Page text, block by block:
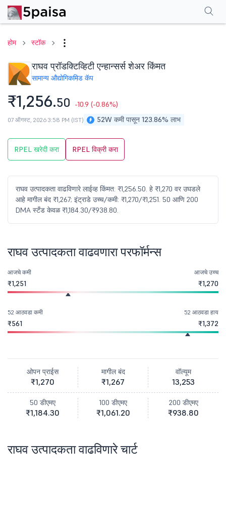
होम स्टॉक
राघव प्रॉडक्टिव्हिटी एन्हान्सर्स शेअर किंमत
सामान्य औद्योगिकमिड कॅप
₹1,256.50 -10.9 (-0.86%)
52W कमी पासून 123.86% लाभ
07 ऑगस्ट, 2026 3:58 PM (IST)
RPEL खरेदी करा RPEL विक्री करा
राघव उत्पादकता वाढविणारे लाईव्ह किंमत: ₹1,256.50. हे ₹1,270 वर उघडले
आहे मागील बंद ₹1,267; इंट्राडे उच्च/कमी: ₹1,270/₹1,251. 50 आणि 200
DMA स्टँड केवळ ₹1,184.30/₹938.80.
परफॉर्मन्सफायनान्शियल्स एफएक्यू
राघव उत्पादकता वाढवणारा परफॉर्मन्स
आजचे कमी
₹1,251
आजचे उच्च
₹1,270
52 आठवडा कमी
₹561
52 आठवडा हाय
₹1,372
ओपन प्राईस
₹1,270
मागील बंद
₹1,267
वॉल्यूम
13,253
50 डीएमए
₹1,184.30
100 डीएमए
₹1,061.20
200 डीएमए
₹938.80
राघव उत्पादकता वाढविणारे चार्ट